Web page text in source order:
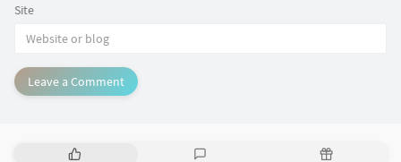
Site
Leave a Comment
P
R